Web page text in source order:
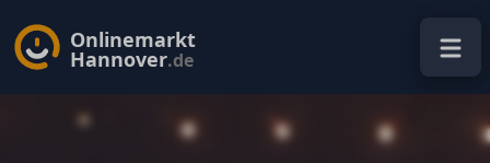
Onlinemarkt
Hannover.de